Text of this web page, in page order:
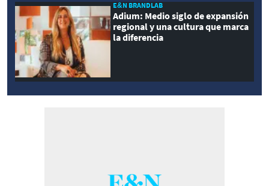
E&N BRANDLAB
Adium: Medio siglo de expansión
regional y una cultura que marca
la diferencia